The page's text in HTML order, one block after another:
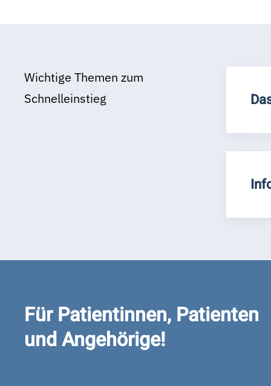
Wichtige Themen zum
Schnelleinstieg
Für Patientinnen, Patienten
und Angehörige!